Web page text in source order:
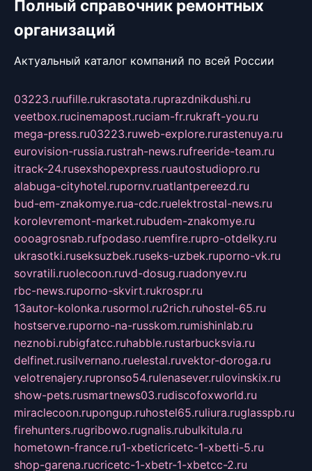
Полный справочник ремонтных
организаций
Актуальный каталог компаний по всей России
03223.ruufille.rukrasotata.ruprazdnikdushi.ru
veetbox.rucinemapost.ruciam-fr.rukraft-you.ru
mega-press.ru03223.ruweb-explore.rurastenuya.ru
eurovision-russia.rustrah-news.rufreeride-team.ru
itrack-24.rusexshopexpress.ruautostudiopro.ru
alabuga-cityhotel.rupornv.ruatlantpereezd.ru
bud-em-znakomye.rua-cdc.ruelektrostal-news.ru
korolevremont-market.rubudem-znakomye.ru
oooagrosnab.rufpodaso.ruemfire.rupro-otdelky.ru
ukrasotki.ruseksuzbek.ruseks-uzbek.ruporno-vk.ru
sovratili.ruolecoon.ruvd-dosug.ruadonyev.ru
rbc-news.ruporno-skvirt.rukrospr.ru
13autor-kolonka.rusormol.ru2rich.ruhostel-65.ru
hostserve.ruporno-na-russkom.rumishinlab.ru
neznobi.rubigfatcc.ruhabble.rustarbucksvia.ru
delfinet.rusilvernano.ruelestal.ruvektor-doroga.ru
velotrenajery.rupronso54.rulenasever.rulovinskix.ru
show-pets.rusmartnews03.rudiscofoxworld.ru
miraclecoon.rupongup.ruhostel65.ruliura.ruglasspb.ru
firehunters.rugribowo.rugnalis.rubulkitula.ru
hometown-france.ru1-xbeticricetc-1-xbetti-5.ru
shop-garena.rucricetc-1-xbetr-1-xbetcc-2.ru